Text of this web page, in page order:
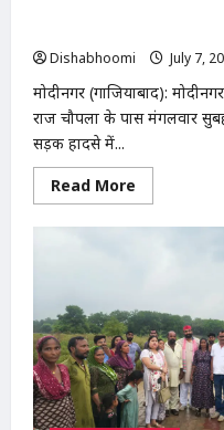
Dishabhoomi
July 7,
मोदीनगर (गाजियाबाद):
राज चौपला के पास मंगलवार
सड़क हादसे में...
Read More
more
मोदीनगर
की
टक्कर
से
व्यक्ति
की
मौत,
चालक
फरार;